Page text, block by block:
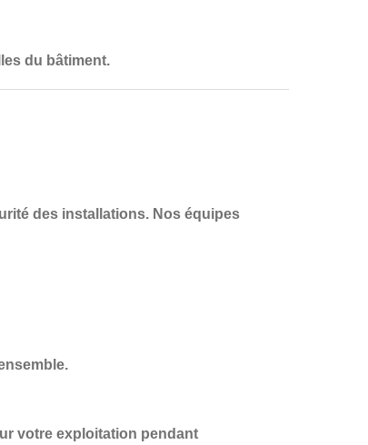
du bâtiment.
des installations. Nos équipes
votre exploitation pendant